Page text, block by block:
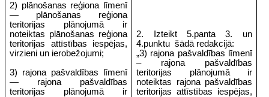
2) plānošanas reģiona līmenī
— plānošanas reģiona
teritorijas plānojumā ir
noteiktas plānošanas reģiona
teritorijas attīstības iespējas,
virzieni un ierobežojumi;
3) rajona pašvaldības līmenī
— rajona pašvaldības
teritorijas plānojumā ir
2.
Izteikt 5.panta 3. un
4.punktu šādā redakcijā:
„3) rajona pašvaldības līmenī
– rajona pašvaldības
teritorijas plānojumā ir
noteiktas rajona pašvaldības
teritorijas attīstības iespējas,